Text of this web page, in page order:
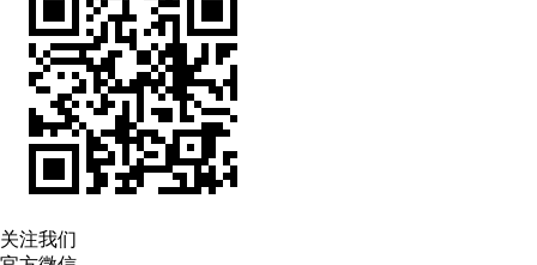
关注我们